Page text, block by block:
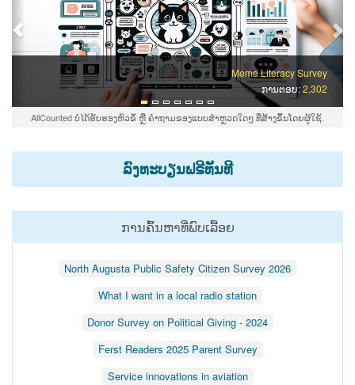
Meme Literacy Survey
ການ​ຕອບ:2,302
AllCounted ບໍ່​ໄດ້​ຮັບ​ຮອງ​ຫົວ​ຂໍ້​ ຫຼື​ ຄຳ​ຖາມ​ຂອງ​ແບບ​ສຳ​ຫຼວດ​ໃດໆ​ ທີ່​ສ້າງ​ຂຶ້ນ​ໂດຍ​ຜູ້​ໃຊ້.
ລົງ​ທະ​ບຽນ​ຟຣີ​ທັນ​ທີ
ການ​ຄົ້ນ​ຫາ​ທີ່​ພົບ​ເລື້ອຍ
North Augusta Public Safety Citizen Survey 2026
What I want in a local radio station
Donor Survey on Political Giving - 2024
Ferst Readers 2025 Parent Survey
Service innovations in aviation